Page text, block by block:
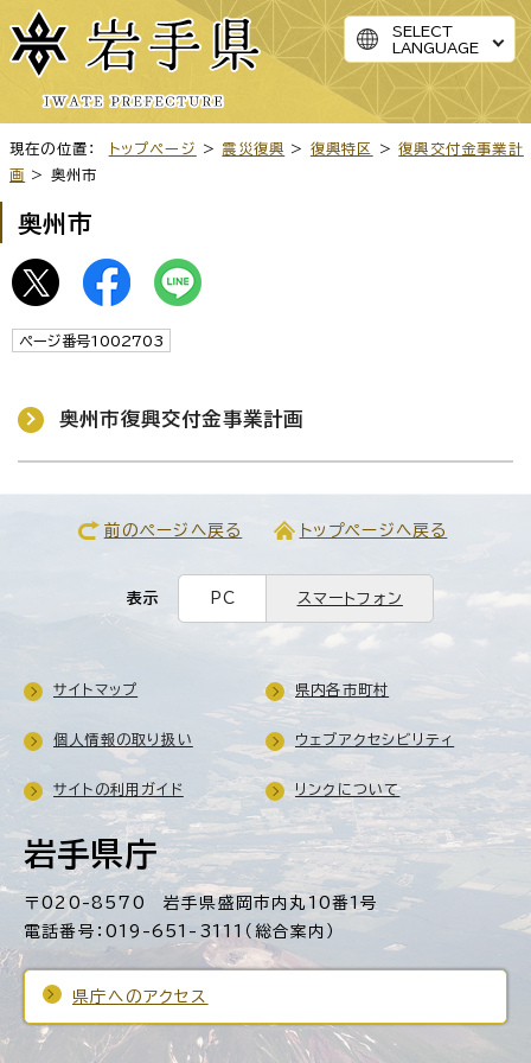
SELECT
LANGUAGE
現在の位置： トップページ > 震災復興 > 復興特区 >復興交付金事業計
画 > 奥州市
奥州市
ページ番号1002703
奥州市復興交付金事業計画
前のページへ戻る トップページへ戻る
表示 PC スマートフォン
岩手県庁
〒020-8570 岩手県盛岡市内丸10番1号
電話番号：019-651-3111（総合案内）
県庁へのアクセス
サイトマップ 県内各市町村
個人情報の取り扱い ウェブアクセシビリティ
サイトの利用ガイド リンクについて